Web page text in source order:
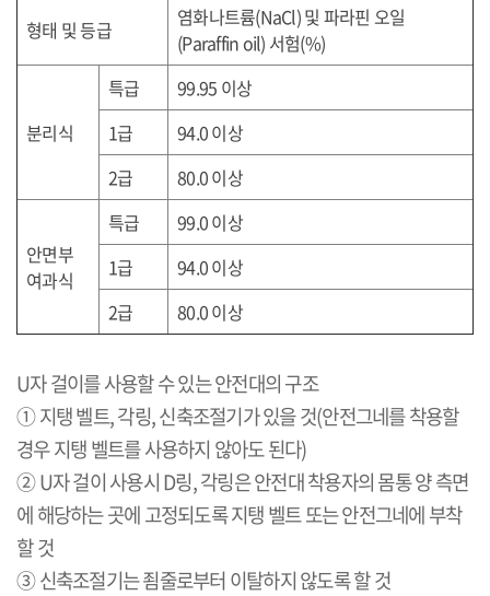
형태 및 등급 염화나트륨(NaCl)및 파라핀 오일
(Paraffin oil) 서험(%)
분리식
특급 99.95 이상
1급 94.0이상
2급 80.0이상
안면부
여과식
특급 99.0이상
1급 94.0이상
2급 80.0이상
U자 걸이를 사용할 수 있는 안전대의 구조
① 지탱 벨트,각링,신축조절기가 있을 것(안전그네를 착용할
경우 지탱 벨트를 사용하지 않아도 된다)
②U자 걸이 사용시D링,각링은 안전대 착용자의 몸통 양 측면
에 해당하는 곳에 고정되도록 지탱 벨트 또는 안전그네에 부착
할 것
③ 신축조절기는 죔줄로부터 이탈하지 않도록 할 것